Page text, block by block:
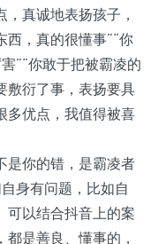
真诚地表扬孩子，
西，真的很懂事”“你
”“你敢于把被霸凌的
敷衍了事，表扬要具
多优点，我值得被喜
是你的错，是霸凌者
身有问题，比如自
可以结合抖音上的案
是善良、懂事的，